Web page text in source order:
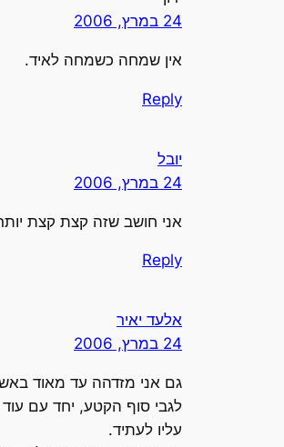
24 במרץ, 2006
אין שמחה כשמחה לאיד.
Reply
יובל
24 במרץ, 2006
אני חושב שזה קצת קצת
Reply
אלעד יאיר
24 במרץ, 2006
גם אני מזדהה עד מאוד
לגבי סוף הקטע, יחד עם
עליו לעתיד.